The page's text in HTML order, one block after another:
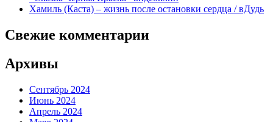
Хамиль (Каста) – жизнь после остановки сердца / вДудь
Свежие комментарии
Архивы
Сентябрь 2024
Июнь 2024
Апрель 2024